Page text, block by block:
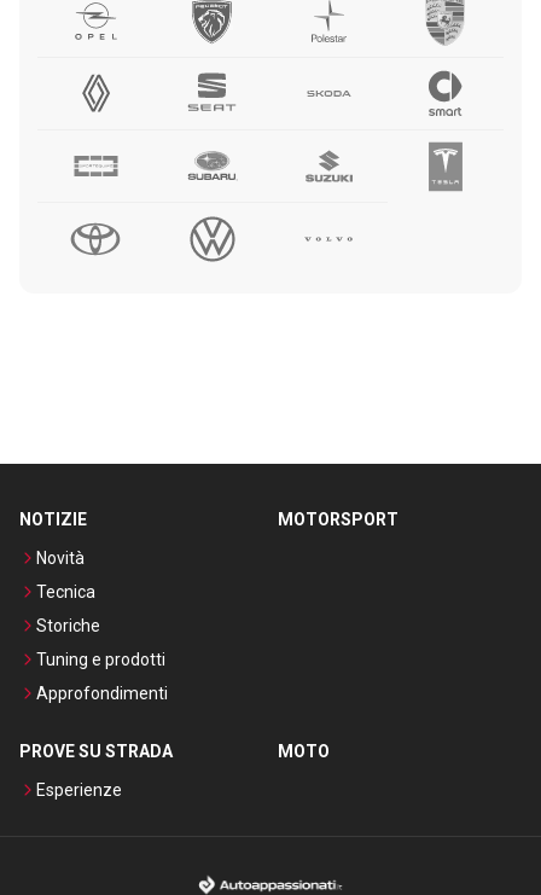
NOTIZIE
Novità
Tecnica
Storiche
Tuning e prodotti
Approfondimenti
MOTORSPORT
PROVE SU STRADA
Esperienze
MOTO